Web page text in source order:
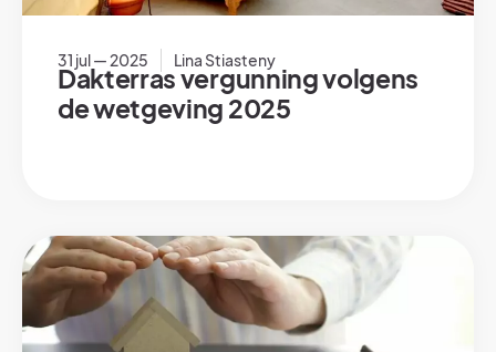
31 jul — 2025 Lina Stiasteny
Dakterras vergunning volgens
de wetgeving 2025